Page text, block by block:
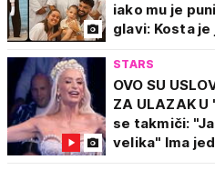
iako mu je
glavi: Kosta
STARS
OVO SU
ZA ULAZAK
se takmiči:
velika" Ima